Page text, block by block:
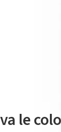
elettrica
le